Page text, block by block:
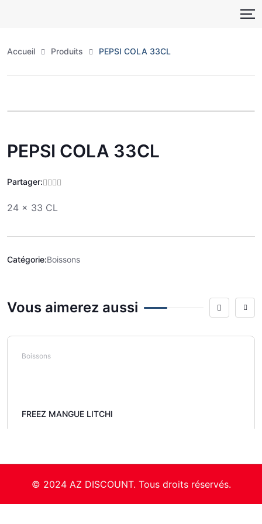
Accueil Produits PEPSI COLA 33CL
PEPSI COLA 33CL
Partager:
24 x 33 CL
Catégorie:Boissons
Vous aimerez aussi
Boissons
FREEZ MANGUE LITCHI
© 2024 AZ DISCOUNT. Tous droits réservés.